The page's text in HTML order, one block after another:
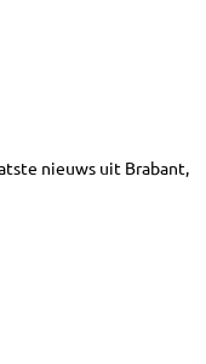
nieuws uit Brabant,